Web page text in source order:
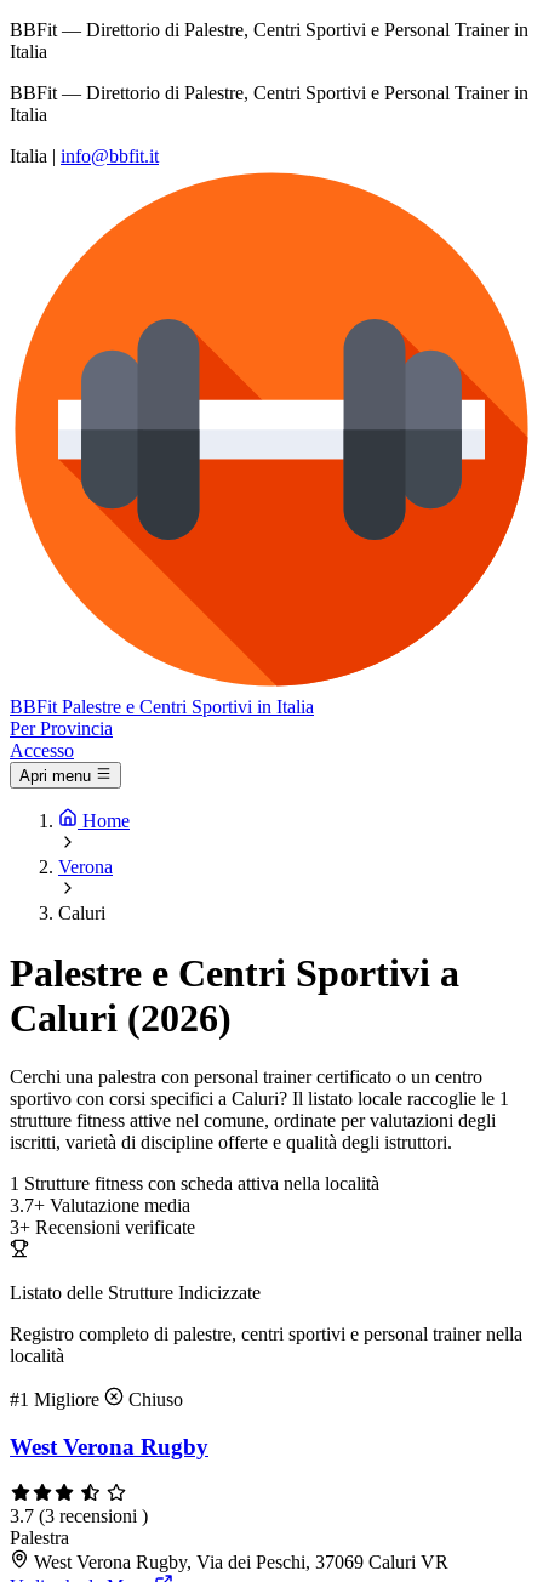
BBFit — Direttorio di Palestre, Centri Sportivi e Personal Trainer in
Italia
BBFit — Direttorio di Palestre, Centri Sportivi e Personal Trainer in
Italia
Italia | info@bbfit.it
BBFit Palestre e Centri Sportivi in Italia
Per Provincia
Accesso
Apri menu
Home
Verona
Caluri
Palestre e Centri Sportivi a
Caluri (2026)
Cerchi una palestra con personal trainer certificato o un centro
sportivo con corsi specifici a Caluri? Il listato locale raccoglie le 1
strutture fitness attive nel comune, ordinate per valutazioni degli
iscritti, varietà di discipline offerte e qualità degli istruttori.
1 Strutture fitness con scheda attiva nella località
3.7+ Valutazione media
3+ Recensioni verificate
Listato delle Strutture Indicizzate
Registro completo di palestre, centri sportivi e personal trainer nella
località
#1 Migliore Chiuso
West Verona Rugby
3.7 (3 recensioni )
Palestra
West Verona Rugby, Via dei Peschi, 37069 Caluri VR